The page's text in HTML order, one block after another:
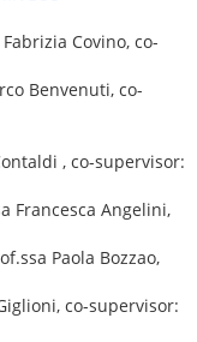
Covino, co-
Benvenuti, co-
, co-supervisor:
Francesca Angelini,
Paola Bozzao,
co-supervisor: